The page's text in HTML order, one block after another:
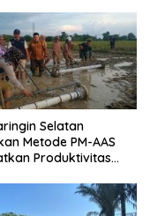
Selatan
Metode PM-AAS
Produktivitas